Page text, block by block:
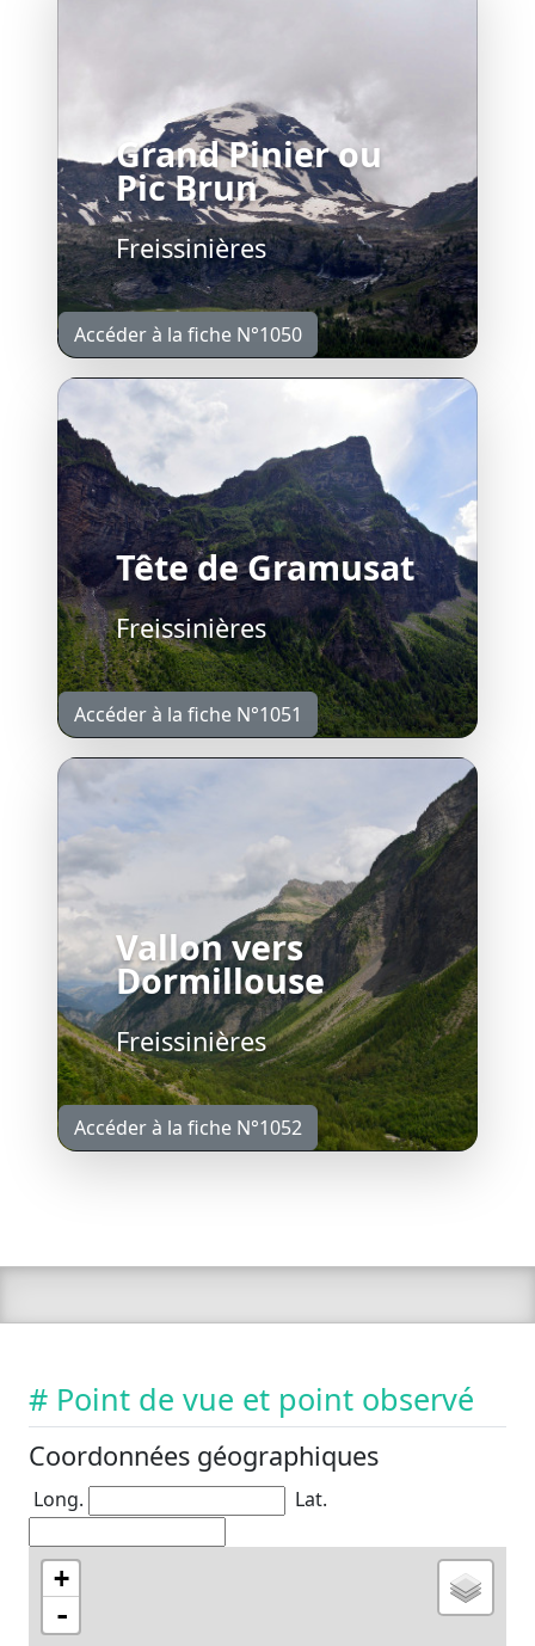
Grand Pinier ou
Pic Brun
Freissinières
Accéder à la fiche N°1050
Tête de Gramusat
Freissinières
Accéder à la fiche N°1051
Vallon vers
Dormillouse
Freissinières
Accéder à la fiche N°1052
# Point de vue et point observé
Coordonnées géographiques
Long. Lat.
+
-